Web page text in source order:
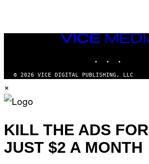
VICE
MEDIA
© 2026 VICE DIGITAL PUBLISHING, LLC
×
KILL THE ADS FOR
JUST $2 A MONTH